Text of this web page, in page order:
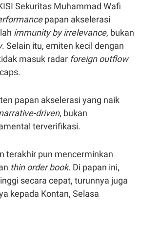
Sekuritas Muhammad Wafi
papan akselerasi
immunity by irrelevance, bukan
. Selain itu, emiten kecil dengan
masuk radar foreign outflow
papan akselerasi yang naik
driven, bukan
terverifikasi.
terakhir pun mencerminkan
thin order book. Di papan ini,
secara cepat, turunnya juga
kepada Kontan, Selasa